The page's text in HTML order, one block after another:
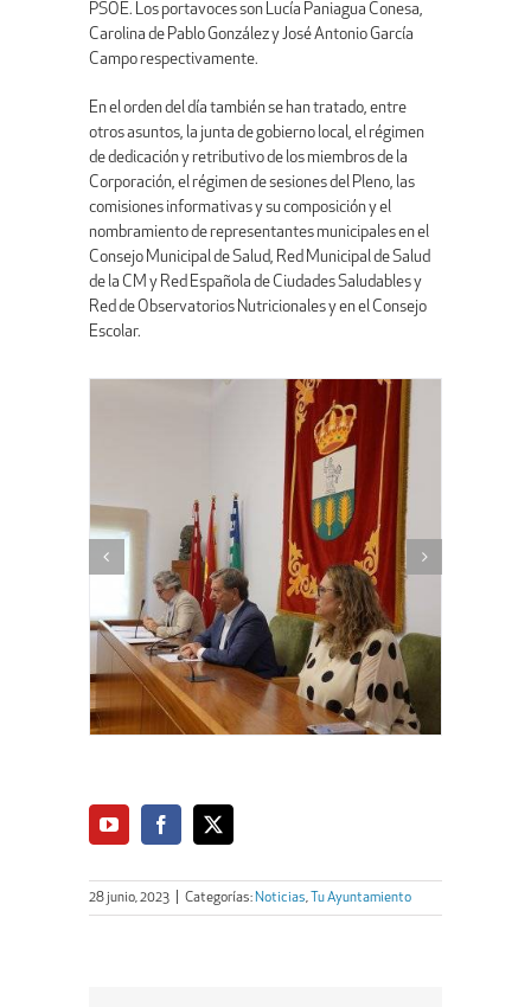
PSOE. Los portavoces son Lucía Paniagua Conesa,
Carolina de Pablo González y José Antonio García
Campo respectivamente.
En el orden del día también se han tratado, entre
otros asuntos, la junta de gobierno local, el régimen
de dedicación y retributivo de los miembros de la
Corporación, el régimen de sesiones del Pleno, las
comisiones informativas y su composición y el
nombramiento de representantes municipales en el
Consejo Municipal de Salud, Red Municipal de Salud
de la CM y Red Española de Ciudades Saludables y
Red de Observatorios Nutricionales y en el Consejo
Escolar.
28 junio, 2023 Categorías: Noticias, Tu Ayuntamiento